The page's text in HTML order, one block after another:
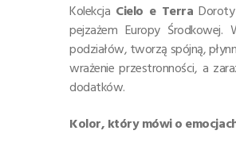
Kolekcja Cielo e Terra
pejzażem Europy
podziałów, tworzą spójną,
wrażenie przestronności, a
dodatków.
Kolor, który mówi o